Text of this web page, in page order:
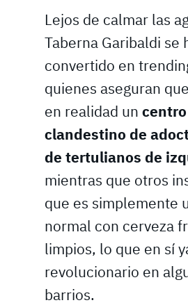
Lejos de calmar las
Taberna Garibaldi se
convertido en
quienes aseguran
en realidad un centro
clandestino de
de tertulianos de
mientras que otros
que es simplemente
normal con cerveza
limpios, lo que en sí
revolucionario en
barrios.